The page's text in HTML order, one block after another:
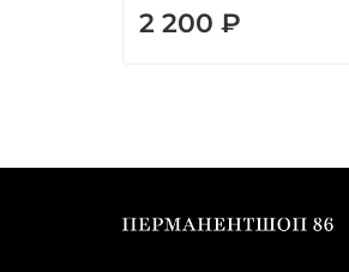
2 200 ₽